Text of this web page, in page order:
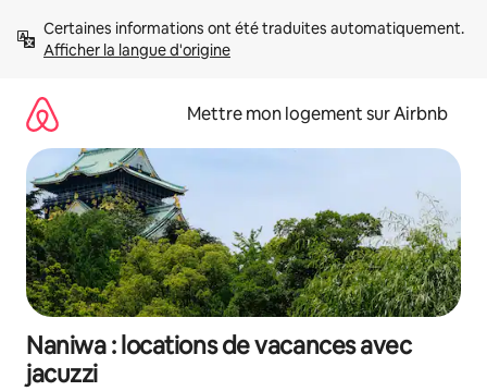
directement
Afficher la langue d'origine
Mettre mon logement sur Airbnb
Naniwa : locations de vacances avec
jacuzzi